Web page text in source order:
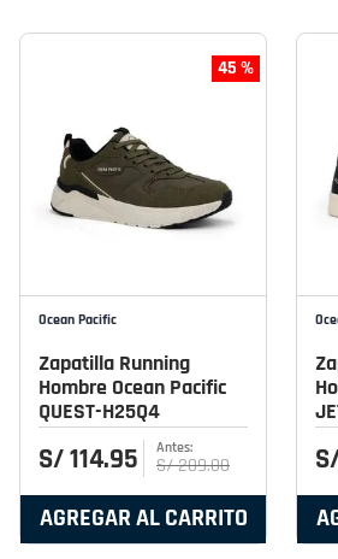
45 %
Ocean Pacific
Zapatilla Running
Hombre Ocean Pacific
QUEST-H25Q4
S/114.95 S/209.00
AGREGAR AL CARRITO